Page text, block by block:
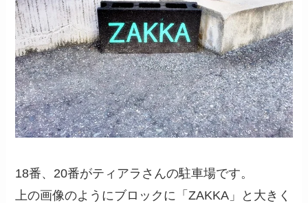
18番、20番がティアラさんの駐車場です。
上の画像のようにブロックに「ZAKKA」と大きく